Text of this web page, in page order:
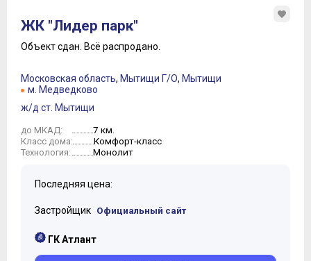
3
4
6
7
8
ЖК "Лидер парк"
Объект сдан. Всё распродано.
Московская область, Мытищи Г/О, Мытищи
м. Медведково
ж/д ст. Мытищи
до МКАД: 7 км.
Класс дома: Комфорт-класс
Технология: Монолит
Последняя цена:
Застройщик Официальный сайт
ГК Атлант